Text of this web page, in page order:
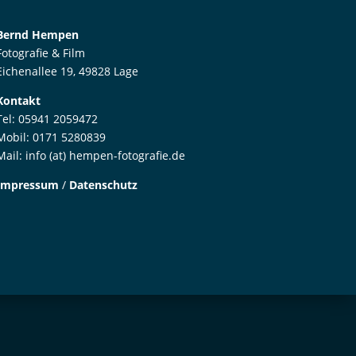
Hempen
& Film
19, 49828 Lage
05941 2059472
0171 5280839
info (at) hempen-fotografie.de
/ Datenschutz